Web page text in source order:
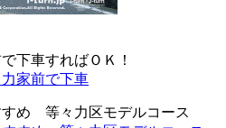
下車すればＯＫ！
め 等々力区モデルコース